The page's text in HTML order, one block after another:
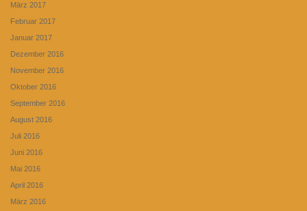
März 2017
Februar 2017
Januar 2017
Dezember 2016
November 2016
Oktober 2016
September 2016
August 2016
Juli 2016
Juni 2016
Mai 2016
April 2016
März 2016